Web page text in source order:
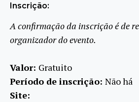
Inscrição:
A confirmação da inscrição é de
organizador do evento.
Valor: Gratuito
Período de inscrição: Não há
Site: